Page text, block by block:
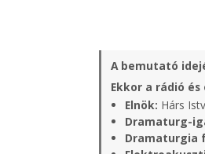
A bemutató
Ekkor a rádió
Elnök: Hárs
Dramaturg-
Dramaturgia